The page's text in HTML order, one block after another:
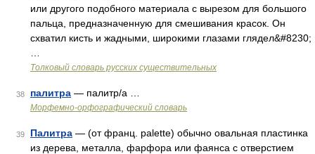
или другого подобного материала с вырезом для большого
пальца, предназначенную для смешивания красок. Он
схватил кисть и жадными, широкими глазами глядел&#8230;
Толковый словарь русских существительных
38 палитра — палитр/а …
Морфемно-орфографический словарь
39 Палитра — (от франц. palette) обычно овальная пластинка
из дерева, металла, фарфора или фаянса с отверстием